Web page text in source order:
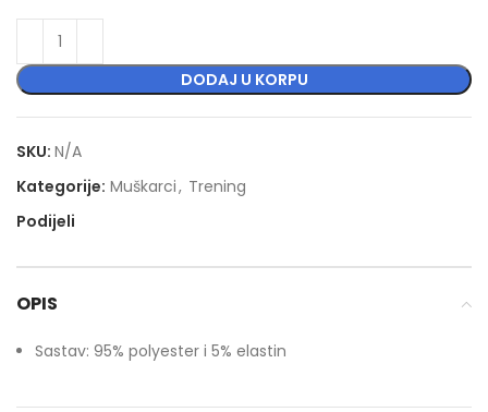
DODAJ U KORPU
SKU: N/A
Kategorije: Muškarci, Trening
Podijeli
OPIS
Sastav: 95% polyester i 5% elastin